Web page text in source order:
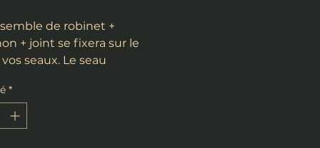
de robinet +
+ joint se fixera sur le
seaux. Le seau
Il suffit de percer à la
un trou dans le seau, et
le robinet.
*